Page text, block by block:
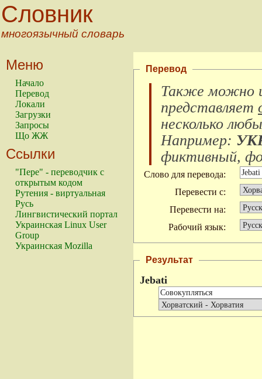
Словник
многоязычный словарь
Меню
Начало
Перевод
Локали
Загрузки
Запросы
Що ЖЖ
Ссылки
"Пере" - переводчик с
открытым кодом
Рутения - виртуальная
Русь
Лингвистический портал
Украинская Linux User
Group
Украинская Mozilla
Перевод
Также можно
представляет
несколько
Например:
фиктивный,
Слово для перевода:
Перевести с:
Перевести на:
Рабочий язык:
Результат
Jebati